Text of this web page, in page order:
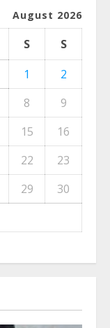
August 2026
S
S
1
2
8
9
15
16
22
23
29
30